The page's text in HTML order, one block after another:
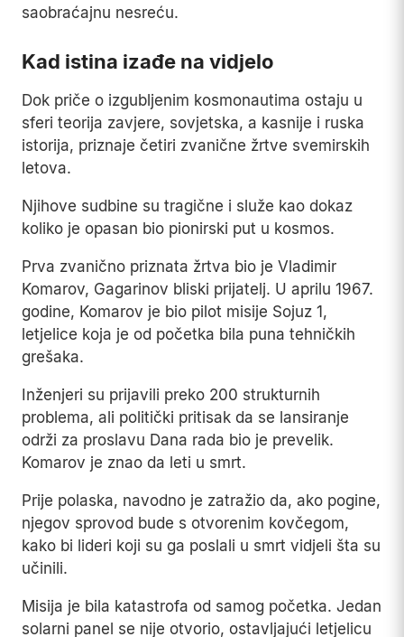
saobraćajnu nesreću.
Kad istina izađe na vidjelo
Dok priče o izgubljenim kosmonautima ostaju u
sferi teorija zavjere, sovjetska, a kasnije i ruska
istorija, priznaje četiri zvanične žrtve svemirskih
letova.
Njihove sudbine su tragične i služe kao dokaz
koliko je opasan bio pionirski put u kosmos.
Prva zvanično priznata žrtva bio je Vladimir
Komarov, Gagarinov bliski prijatelj. U aprilu 1967.
godine, Komarov je bio pilot misije Sojuz 1,
letjelice koja je od početka bila puna tehničkih
grešaka.
Inženjeri su prijavili preko 200 strukturnih
problema, ali politički pritisak da se lansiranje
održi za proslavu Dana rada bio je prevelik.
Komarov je znao da leti u smrt.
Prije polaska, navodno je zatražio da, ako pogine,
njegov sprovod bude s otvorenim kovčegom,
kako bi lideri koji su ga poslali u smrt vidjeli šta su
učinili.
Misija je bila katastrofa od samog početka. Jedan
solarni panel se nije otvorio, ostavljajući letjelicu